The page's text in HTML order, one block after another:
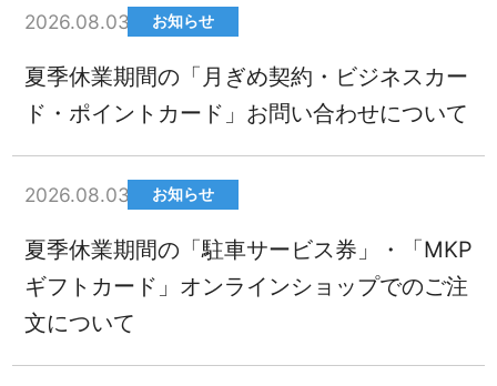
2026.08.03 お知らせ
夏季休業期間の「月ぎめ契約・ビジネスカー
ド・ポイントカード」お問い合わせについて
2026.08.03 お知らせ
夏季休業期間の「駐車サービス券」・「MKP
ギフトカード」オンラインショップでのご注
文について